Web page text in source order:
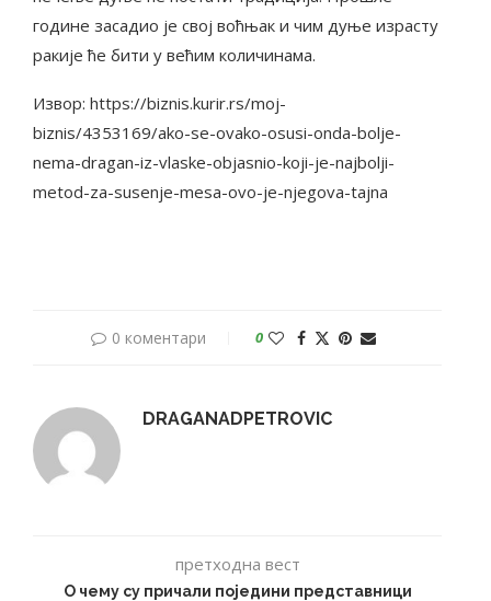
године засадио је свој воћњак и чим дуње израсту
ракије ће бити у већим количинама.
Извор: https://biznis.kurir.rs/moj-
biznis/4353169/ako-se-ovako-osusi-onda-bolje-
nema-dragan-iz-vlaske-objasnio-koji-je-najbolji-
metod-za-susenje-mesa-ovo-je-njegova-tajna
0 коментари 0
DRAGANADPETROVIC
претходна вест
О чему су причали поједини представници